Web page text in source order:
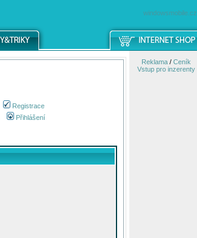
windowsmobile.cz
Registrace
Přihlášení
Reklama/ Ceník
Vstup pro inzerenty